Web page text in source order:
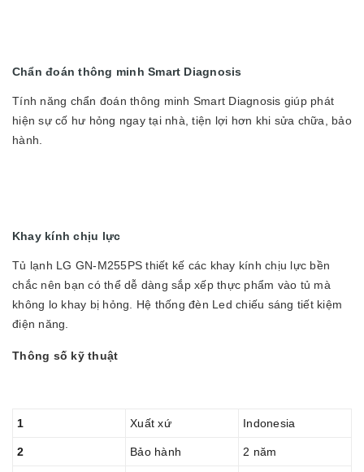
Chẩn đoán thông minh Smart Diagnosis
Tính năng chẩn đoán thông minh Smart Diagnosis giúp phát
hiện sự cố hư hỏng ngay tại nhà, tiện lợi hơn khi sửa chữa, bảo
hành.
Khay kính chịu lực
Tủ lạnh LG GN-M255PS thiết kế các khay kính chịu lực bền
chắc nên bạn có thể dễ dàng sắp xếp thực phẩm vào tủ mà
không lo khay bị hỏng. Hệ thống đèn Led chiếu sáng tiết kiệm
điện năng.
Thông số kỹ thuật
1 Xuất xứ Indonesia
2 Bảo hành 2 năm